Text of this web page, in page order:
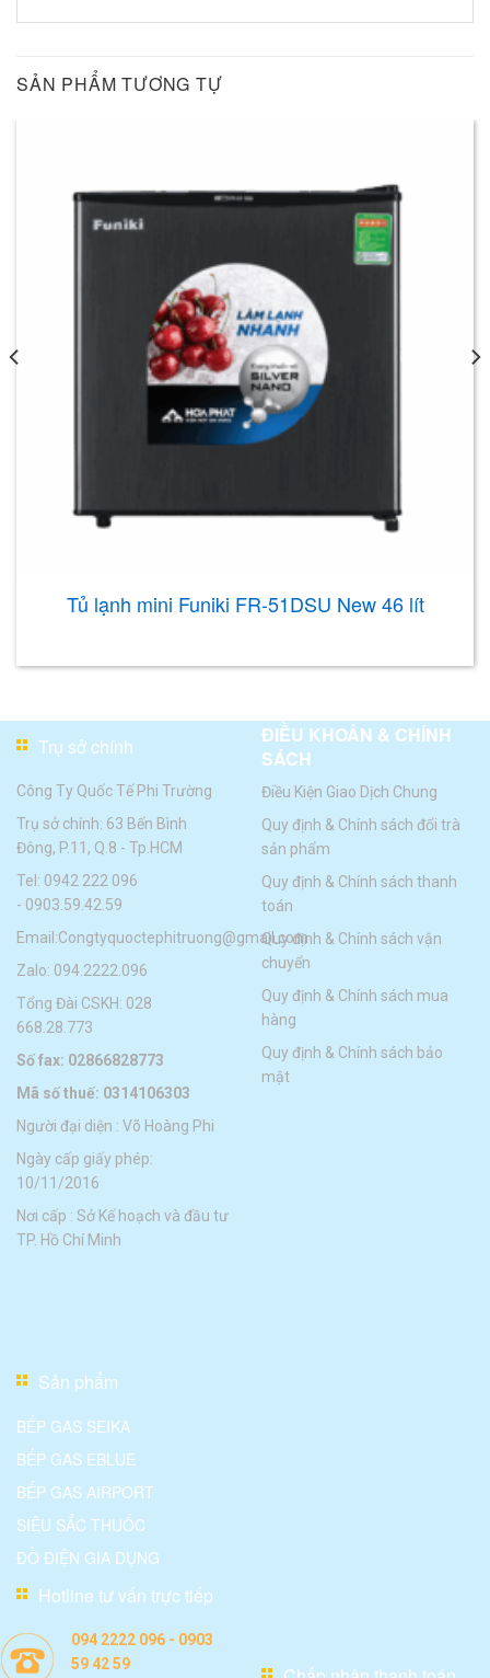
SẢN PHẨM TƯƠNG TỰ
Tủ lạnh mini Funiki FR-51DSU New 46 lít
Trụ sở chính
Công Ty Quốc Tế Phi Trường
Trụ sở chính: 63 Bến Bình
Đông, P.11, Q.8 - Tp.HCM
Tel: 0942 222 096
- 0903.59.42.59
Email:Congtyquoctephitruong@gmail.com
Zalo: 094.2222.096
Tổng Đài CSKH: 028
668.28.773
Số fax: 02866828773
Mã số thuế: 0314106303
Người đại diện : Võ Hoàng Phi
Ngày cấp giấy phép:
10/11/2016
Nơi cấp : Sở Kế hoạch và đầu tư
TP. Hồ Chí Minh
ĐIỀU KHOẢN & CHÍNH
SÁCH
Điều Kiện Giao Dịch Chung
Quy định & Chính sách đổi trà
sản phẩm
Quy định & Chính sách thanh
toán
Quy định & Chính sách vận
chuyển
Quy định & Chính sách mua
hàng
Quy định & Chính sách bảo
mật
Sản phẩm
BẾP GAS SEIKA
BẾP GAS EBLUE
BẾP GAS AIRPORT
SIÊU SẮC THUỐC
ĐỒ ĐIỆN GIA DỤNG
Hotline tư vấn trực tiếp
094 2222 096 - 0903
59 42 59